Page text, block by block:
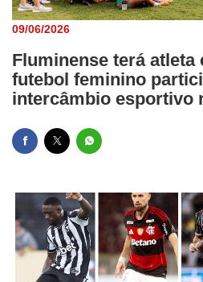
09/06/2026
Fluminense terá atleta
futebol feminino
intercâmbio esportivo